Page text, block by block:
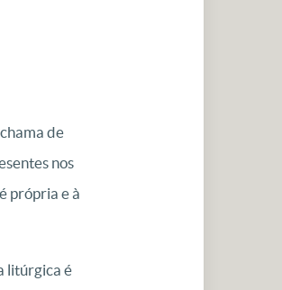
de
nos
própria e à
litúrgica é